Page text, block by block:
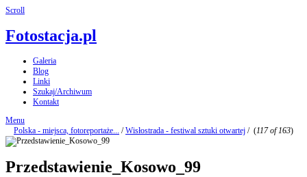
Scroll
Fotostacja.pl
Galeria
Blog
Linki
Szukaj/Archiwum
Kontakt
Menu
Polska - miejsca, fotoreportaże... /Wisłostrada - festiwal sztuki otwartej / (117 of 163)
Przedstawienie_Kosowo_99